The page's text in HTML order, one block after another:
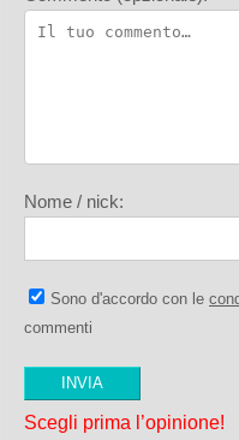
Nome / nick:
Sono d'accordo con le
commenti
Scegli prima l’opinione!